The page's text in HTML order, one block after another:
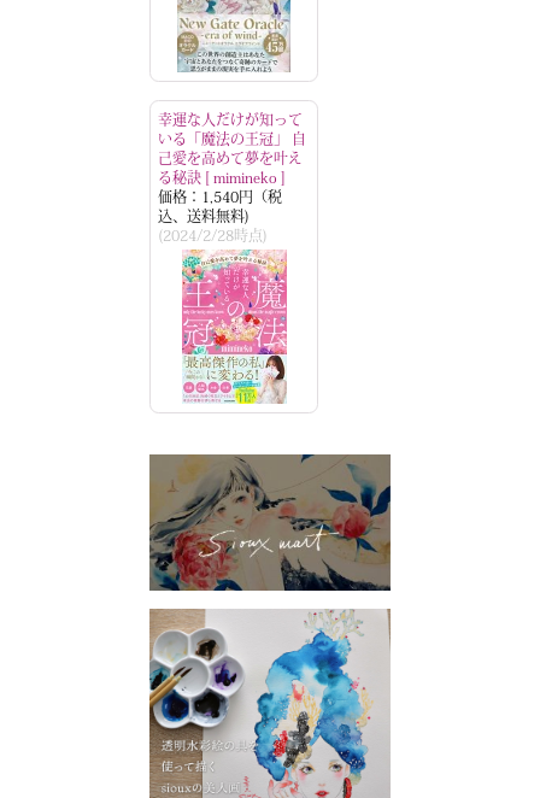
幸運な人だけが知って
いる「魔法の王冠」 自
己愛を高めて夢を叶え
る秘訣 [ mimineko ]
価格：1,540円（税
込、送料無料)
(2024/2/28時点)